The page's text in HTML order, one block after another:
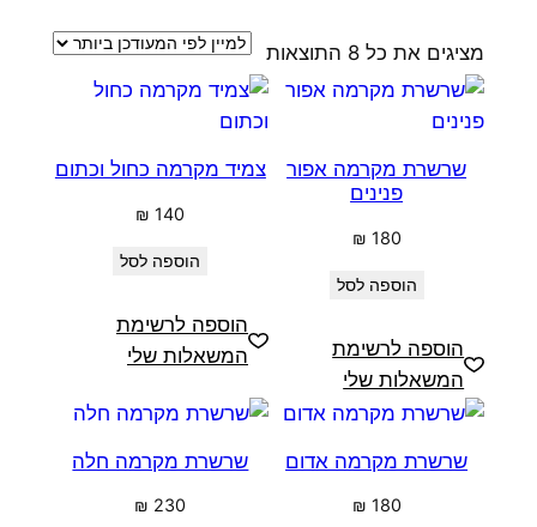
מציגים את כל ⁦8⁩ התוצאות
ממוין
לפי
הפריט
ביותר
שרשרת מקרמה אפור
פנינים
₪ 180
הוספה לסל
הוספה לרשימת
המשאלות שלי
צמיד מקרמה כחול וכתום
₪ 140
הוספה לסל
הוספה לרשימת
המשאלות שלי
שרשרת מקרמה אדום
₪ 180
שרשרת מקרמה חלה
₪ 230